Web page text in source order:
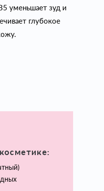
уменьшает зуд и
глубокое